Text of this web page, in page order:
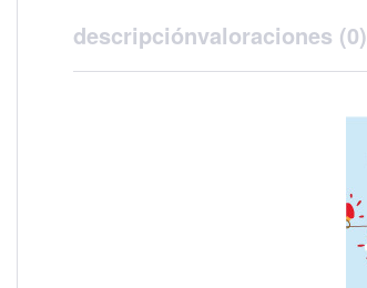
descripciónvaloraciones (0)